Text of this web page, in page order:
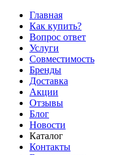
Главная
Как купить?
Вопрос ответ
Услуги
Совместимость
Бренды
Доставка
Акции
Отзывы
Блог
Новости
Каталог
Контакты